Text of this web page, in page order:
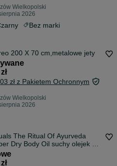
Wielkopolski
2026
Bez marki
200 X 70 cm,metalowe jety
zł z Pakietem Ochronnym
Wielkopolski
2026
The Ritual Of Ayurveda
Dry Body Oil suchy olejek do
100ml